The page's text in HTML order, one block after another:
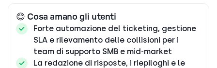
😊 Cosa amano gli utenti
Forte automazione del ticketing, gestione
SLA e rilevamento delle collisioni per i
team di supporto SMB e mid-market
La redazione di risposte, i riepiloghi e le